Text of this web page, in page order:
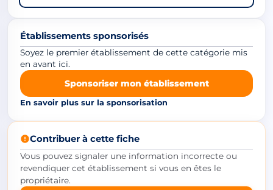
Établissements sponsorisés
Soyez le premier établissement de cette catégorie mis
en avant ici.
Sponsoriser mon établissement
En savoir plus sur la sponsorisation
Contribuer à cette fiche
Vous pouvez signaler une information incorrecte ou
revendiquer cet établissement si vous en êtes le
propriétaire.